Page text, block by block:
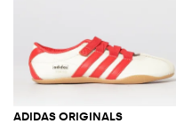
ADIDAS ORIGINALS